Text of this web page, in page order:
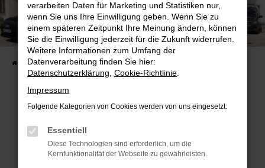
Neuwagen und Gebrauchtwagen
VW, VW Nutzfahrzeuge, Audi & Skoda
Startseite Fahrzeuge Fahrzeugsuche
Beim Laden ist ein Fehler aufgetreten.
Hier sind ein paar Tipps, die dir helfen können:
verarbeiten Daten für Marketing und Statistiken nur,
wenn Sie uns Ihre Einwilligung geben. Wenn Sie zu
einem späteren Zeitpunkt Ihre Meinung ändern, können
Sie die Einwilligung jederzeit für die Zukunft widerrufen.
Weitere Informationen zum Umfang der
Datenverarbeitung finden Sie hier:
Datenschutzerklärung Cookie-Richtlinie
Impressum
Folgende Kategorien von Cookies werden von uns eingesetzt:
Essentiell
Diese Technologien sind erforderlich, um die
Kernfunktionalität der Webseite zu gewährleisten.